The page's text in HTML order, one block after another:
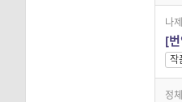
나
[
작
정